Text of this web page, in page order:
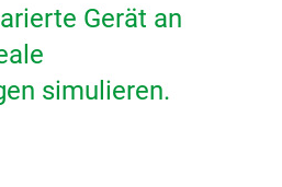
Gerät an
simulieren.